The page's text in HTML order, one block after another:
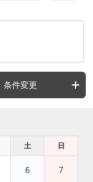
条件変更
土 日
6 7